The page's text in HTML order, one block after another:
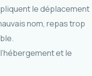
le déplacement
nom, repas trop
et le